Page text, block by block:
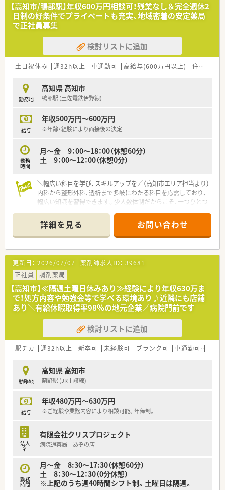
【高知市/鴨部駅】年収600万円相談可！残業なし＆完全週休2
日制の好条件でプライベートも充実、地域密着の安定薬局
で正社員募集
検討リストに追加
土日祝休み 週32h以上 車通勤可 高給与(600万円以上) 住宅補助(手当)あり
勤務地
高知県 高知市
鴨部駅 (土佐電鉄伊野線)
給与
年収500万円～600万円
※年齢・経験により面接後の決定
勤務
時間
月～金 9：00～18：00（休憩60分）
土 9：00～12：00（休憩0分）
＼幅広い科目を学び、スキルアップを／（高知市エリア担当より）
内科から整形外科、透析まで多岐にわたる科目を応需しており、
幅広い知識を習得できます。少人数体制だからこそ、一つひとつ
【店舗情報と応需状況について】
■鴨部駅からお車で8分ほどの立地にある、地域に根ざした落ち
着いた雰囲気の調剤薬局でございます。
■処方箋は1日に約60枚ほど応需しており、内科や外科、整形外
科など多岐にわたる科目を扱います。
■門前病院であるJCHO高知西病院からの処方箋を中心に、透析
等の専門的な分野も学ぶことが可能です。
【法人特徴について】
■高知県内にて2店舗の薬局を運営しており、創業から約27年を
迎える地域密着型の安定した企業です。
■勤続年数の長いスタッフが多く在籍しているため、定着率が高
く腰を据えて働ける環境が整っています。
■社員の方々は皆さんお優しい性格の方ばかりで、人間関係のス
【求人情報について】
■正社員の募集となっており、これまでのご経験を考慮して年収
■完全週休2日制を採用しているため、週32時間以上の勤務を維
持しながらもしっかりと休息が取れます。
【想定される業務内容】
など幅広い業務をご担当いただきます。
■門前病院の幅広い科目を扱うため、薬歴管理を通じて多種多様
な症例に触れ、知識を深めることができます。
詳細を見る お問い合わせ
更新日： 2026/07/07 薬剤師求人ID： 39681
正社員
調剤薬局
【高知市】≪隔週土曜日休みあり≫経験により年収630万ま
で！処方内容や勉強会等で学べる環境あり♪近隣にも店舗
あり＼有給休暇取得率98％の地元企業／病院門前です
検討リストに追加
駅チカ 週32h以上 新卒可 未経験可 ブランク可 車通勤可
勤務地
高知県 高知市
薊野駅 (JR土讃線)
給与
年収480万円～630万円
※ご経験や業務内容により相談可能。年俸制。
法人
名
有限会社クリスプロジェクト
病院通薬局 あぞの店
勤務
時間
月～金 8:30～17:30（休憩60分）
土 8：30～12：30（0分休憩）
※上記のうち週40時間シフト制。土曜日は隔週。